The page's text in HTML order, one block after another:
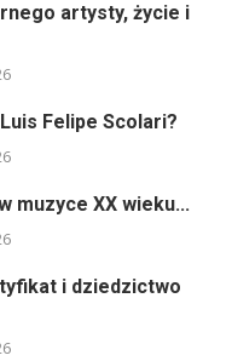
artysty, życie i
Felipe Scolari?
muzyce XX wieku...
i dziedzictwo